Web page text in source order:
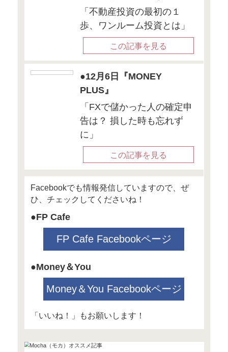
● 12月17日（日）13:30～
「あなたにもできる！
お金の増やし方」
場所：紀陽銀行 お城の前の
（和歌山県和歌山市七番丁
山中央ビル4階）
定員：20名
参加費：無料
講師：高山一恵
詳細・申し込みは
● 12月20日（水）15:00～